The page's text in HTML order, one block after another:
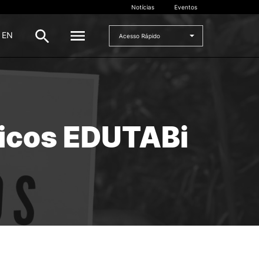
Artes Visuais
Recursos
Notícias Eventos
EN Acesso Rápido
EDUTABi